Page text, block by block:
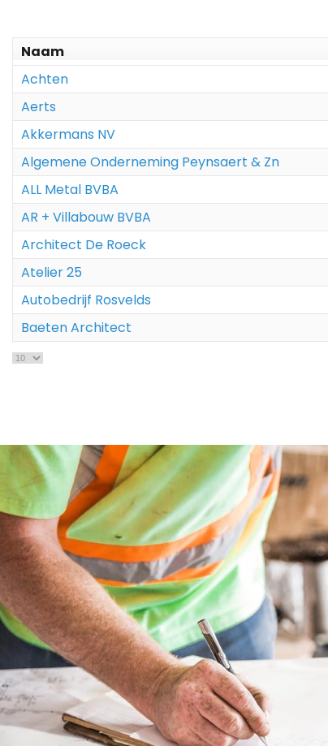
Naam
Achten
Aerts
Akkermans NV
Algemene Onderneming Peynsaert & Zn
ALL Metal BVBA
AR + Villabouw BVBA
Architect De Roeck
Atelier 25
Autobedrijf Rosvelds
Baeten Architect